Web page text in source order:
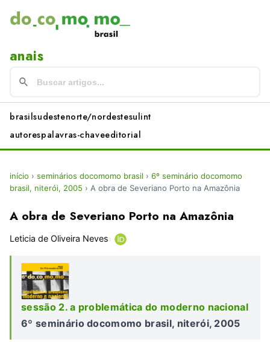
anais
brasilsudestenorte/nordestesulint
autorespalavras-chaveeditorial
início › seminários docomomo brasil › 6º seminário docomomo
brasil, niterói, 2005 › A obra de Severiano Porto na Amazônia
A obra de Severiano Porto na Amazônia
Leticia de Oliveira Neves
sessão 2. a problemática do moderno nacional
6º seminário docomomo brasil, niterói, 2005